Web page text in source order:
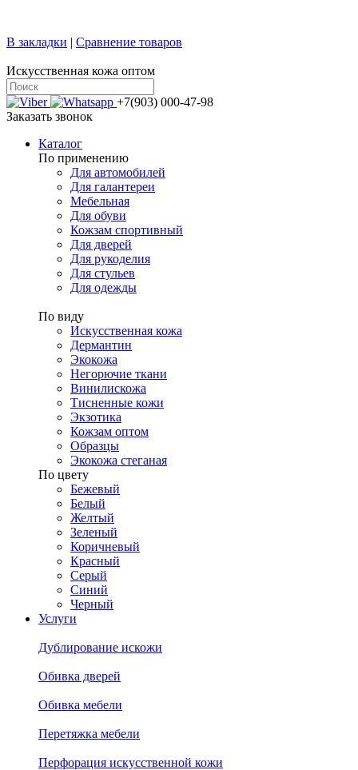
В закладки | Сравнение товаров
Искусственная кожа оптом
+7(903) 000-47-98
Заказать звонок
Каталог
По применению
Для автомобилей
Для галантереи
Мебельная
Для обуви
Кожзам спортивный
Для дверей
Для рукоделия
Для стульев
Для одежды
По виду
Искусственная кожа
Дермантин
Экокожа
Негорючие ткани
Винилискожа
Тисненные кожи
Экзотика
Кожзам оптом
Образцы
Экокожа стеганая
По цвету
Бежевый
Белый
Желтый
Зеленый
Коричневый
Красный
Серый
Синий
Черный
Услуги
Дублирование искожи
Обивка дверей
Обивка мебели
Перетяжка мебели
Перфорация искусственной кожи